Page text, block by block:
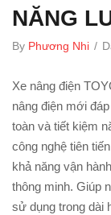
NĂNG
By Phương Nhi /
Xe nâng điện
nâng điện mới
toàn và tiết kiệm
công nghệ tiên
khả năng vận
thông minh. Giúp
sử dụng trong dài